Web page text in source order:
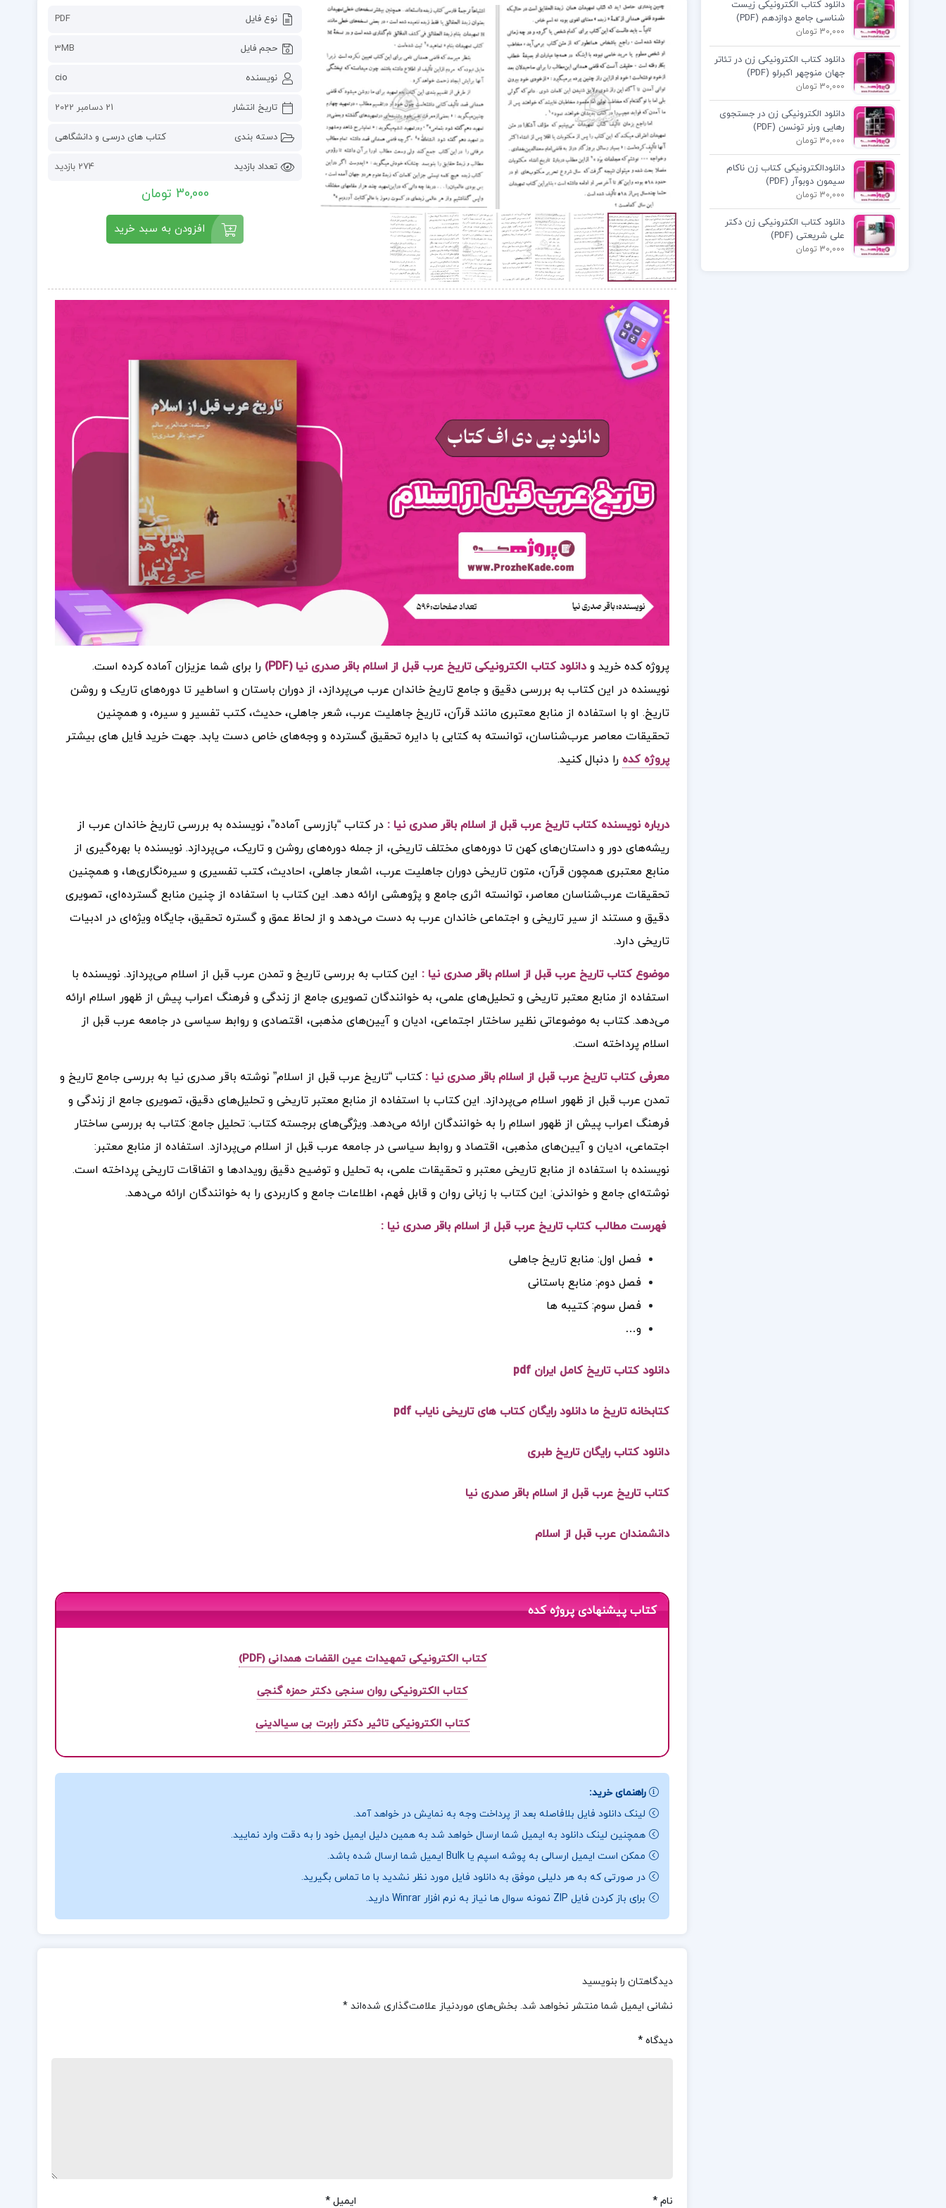
نوع فایل PDF
حجم فایل 3MB
نویسنده cio
تاریخ انتشار 21 دسامبر 2022
دسته بندی کتاب های درسی و دانشگاهی
تعداد بازدید 274 بازدید
30,000 تومان
افزودن به سبد خرید
پروژه کده خرید و دانلود کتاب الکترونیکی تاریخ عرب قبل از اسلام باقر صدری نیا (PDF)
را برای شما عزیزان آماده کرده است.
نویسنده در این کتاب به بررسی دقیق و جامع تاریخ خاندان عرب می‌پردازد، از دوران باستان و اساطیر تا دوره‌های تاریک و روشن
تاریخ. او با استفاده از منابع معتبری مانند قرآن، تاریخ جاهلیت عرب، شعر جاهلی، حدیث، کتب تفسیر و سیره، و همچنین
تحقیقات معاصر عرب‌شناسان، توانسته به کتابی با دایره تحقیق گسترده و وجه‌های خاص دست یابد. جهت خرید فایل های بیشتر
پروژه کده را دنبال کنید.
درباره نویسنده کتاب تاریخ عرب قبل از اسلام باقر صدری نیا : در کتاب “بازرسی آماده”، نویسنده به بررسی تاریخ خاندان عرب از
ریشه‌های دور و داستان‌های کهن تا دوره‌های مختلف تاریخی، از جمله دوره‌های روشن و تاریک، می‌پردازد. نویسنده با بهره‌گیری از
منابع معتبری همچون قرآن، متون تاریخی دوران جاهلیت عرب، اشعار جاهلی، احادیث، کتب تفسیری و سیره‌نگاری‌ها، و همچنین
تحقیقات عرب‌شناسان معاصر، توانسته اثری جامع و پژوهشی ارائه دهد. این کتاب با استفاده از چنین منابع گسترده‌ای، تصویری
دقیق و مستند از سیر تاریخی و اجتماعی خاندان عرب به دست می‌دهد و از لحاظ عمق و گستره تحقیق، جایگاه ویژه‌ای در ادبیات
تاریخی دارد.
موضوع کتاب تاریخ عرب قبل از اسلام باقر صدری نیا : این کتاب به بررسی تاریخ و تمدن عرب قبل از اسلام می‌پردازد. نویسنده با
استفاده از منابع معتبر تاریخی و تحلیل‌های علمی، به خوانندگان تصویری جامع از زندگی و فرهنگ اعراب پیش از ظهور اسلام ارائه
می‌دهد. کتاب به موضوعاتی نظیر ساختار اجتماعی، ادیان و آیین‌های مذهبی، اقتصادی و روابط سیاسی در جامعه عرب قبل از
اسلام پرداخته است.
معرفی کتاب تاریخ عرب قبل از اسلام باقر صدری نیا :کتاب “تاریخ عرب قبل از اسلام” نوشته باقر صدری نیا به بررسی جامع تاریخ و
تمدن عرب قبل از ظهور اسلام می‌پردازد. این کتاب با استفاده از منابع معتبر تاریخی و تحلیل‌های دقیق، تصویری جامع از زندگی و
فرهنگ اعراب پیش از ظهور اسلام را به خوانندگان ارائه می‌دهد. ویژگی‌های برجسته کتاب: تحلیل جامع: کتاب به بررسی ساختار
اجتماعی، ادیان و آیین‌های مذهبی، اقتصاد و روابط سیاسی در جامعه عرب قبل از اسلام می‌پردازد. استفاده از منابع معتبر:
نویسنده با استفاده از منابع تاریخی معتبر و تحقیقات علمی، به تحلیل و توضیح دقیق رویدادها و اتفاقات تاریخی پرداخته است.
نوشته‌ای جامع و خواندنی: این کتاب با زبانی روان و قابل فهم، اطلاعات جامع و کاربردی را به خوانندگان ارائه می‌دهد.
فهرست مطالب کتاب تاریخ عرب قبل از اسلام باقر صدری نیا :
فصل اول: منابع تاریخ جاهلی
فصل دوم: منابع باستانی
فصل سوم: کتیبه ها
و…
دانلود کتاب تاریخ کامل ایران pdf
کتابخانه تاریخ ما دانلود رایگان کتاب های تاریخی نایاب pdf
دانلود کتاب رایگان تاریخ طبری
کتاب تاریخ عرب قبل از اسلام باقر صدری نیا
دانشمندان عرب قبل از اسلام
کتاب پیشنهادی پروژه کده
کتاب الکترونیکی تمهیدات عین القضات همدانی (PDF)
کتاب الکترونیکی روان سنجی دکتر حمزه گنجی
کتاب الکترونیکی تاثیر دکتر رابرت بی سیالدینی
راهنمای خرید:
لینک دانلود فایل بلافاصله بعد از پرداخت وجه به نمایش در خواهد آمد.
همچنین لینک دانلود به ایمیل شما ارسال خواهد شد به همین دلیل ایمیل خود را به دقت وارد نمایید.
ممکن است ایمیل ارسالی به پوشه اسپم یا Bulk ایمیل شما ارسال شده باشد.
در صورتی که به هر دلیلی موفق به دانلود فایل مورد نظر نشدید با ما تماس بگیرید.
برای باز کردن فایل ZIP نمونه سوال ها نیاز به نرم افزار Winrar دارید.
دیدگاهتان را بنویسید
نشانی ایمیل شما منتشر نخواهد شد. بخش‌های موردنیاز علامت‌گذاری شده‌اند *
دیدگاه *
نام * ایمیل *
دانلود کتاب الکترونیکی زیست
شناسی جامع دوازدهم (PDF)
30,000 تومان
دانلود کتاب الکترونیکی زن در تئاتر
جهان منوچهر اکبرلو (PDF)
30,000 تومان
دانلود الکترونیکی زن در جستجوی
رهایی ورنر تونسن (PDF)
30,000 تومان
دانلودالکترونیکی کتاب زن ناکام
سیمون دوبوآر (PDF)
30,000 تومان
دانلود کتاب الکترونیکی زن دکتر
علی شریعتی (PDF)
30,000 تومان